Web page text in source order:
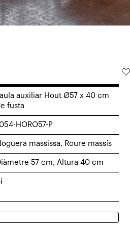
auxiliar Hout Ø57 x 40 cm
fusta
HORO57-P
massissa, Roure massís
57 cm, Altura 40 cm